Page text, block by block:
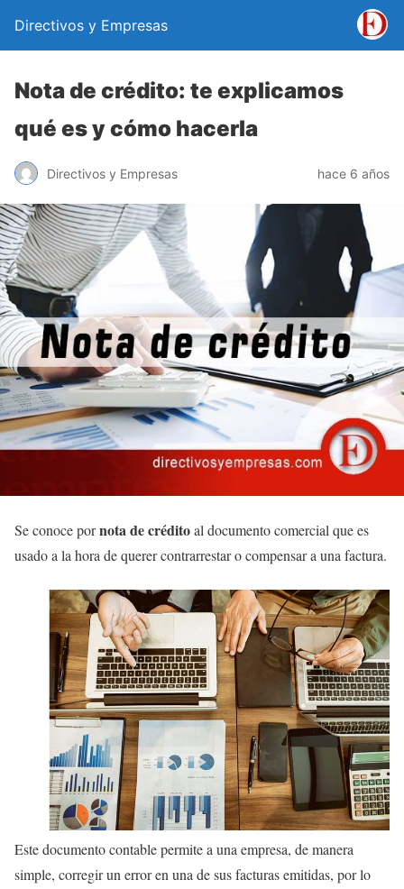
Directivos y Empresas
Nota de crédito: te explicamos
qué es y cómo hacerla
Directivos y Empresas hace 6 años
Se conoce pornota de créditoal documento comercial que es
usado a la hora de querer contrarrestar o compensar a una factura.
Este documento contable permite a una empresa, de manera
simple, corregir un error en una de sus facturas emitidas, por lo